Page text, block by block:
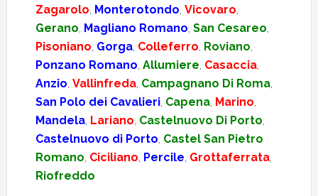
Zagarolo, Monterotondo, Vicovaro,
Gerano, Magliano Romano, San Cesareo,
Pisoniano, Gorga, Colleferro, Roviano,
Ponzano Romano, Allumiere, Casaccia,
Anzio, Vallinfreda, Campagnano Di Roma,
San Polo dei Cavalieri, Capena, Marino,
Mandela, Lariano, Castelnuovo Di Porto,
Castelnuovo di Porto, Castel San Pietro
Romano, Ciciliano, Percile, Grottaferrata,
Riofreddo